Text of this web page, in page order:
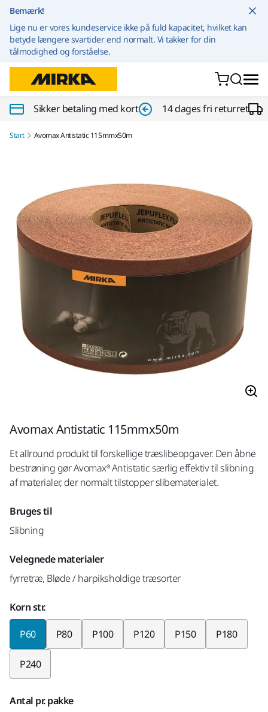
Bemærk!
Lige nu er vores kundeservice ikke på fuld kapacitet, hvilket kan
betyde længere svartider end normalt. Vi takker for din
tålmodighed og forståelse.
Sikker betaling med kort 14 dages fri returret
Start Avomax Antistatic 115mmx50m
Avomax Antistatic 115mmx50m
Et allround produkt til forskellige træslibeopgaver. Den åbne
bestrøning gør Avomax® Antistatic særlig effektiv til slibning
af materialer, der normalt tilstopper slibematerialet.
Bruges til
Slibning
Velegnede materialer
fyrretræ, Bløde / harpiksholdige træsorter
Korn str.
P60 P80 P100 P120 P150 P180
P240
Antal pr. pakke